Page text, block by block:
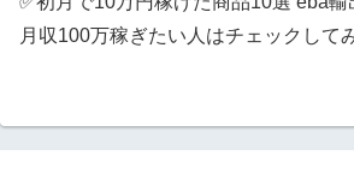
月収100万稼ぎたい人はチェックして